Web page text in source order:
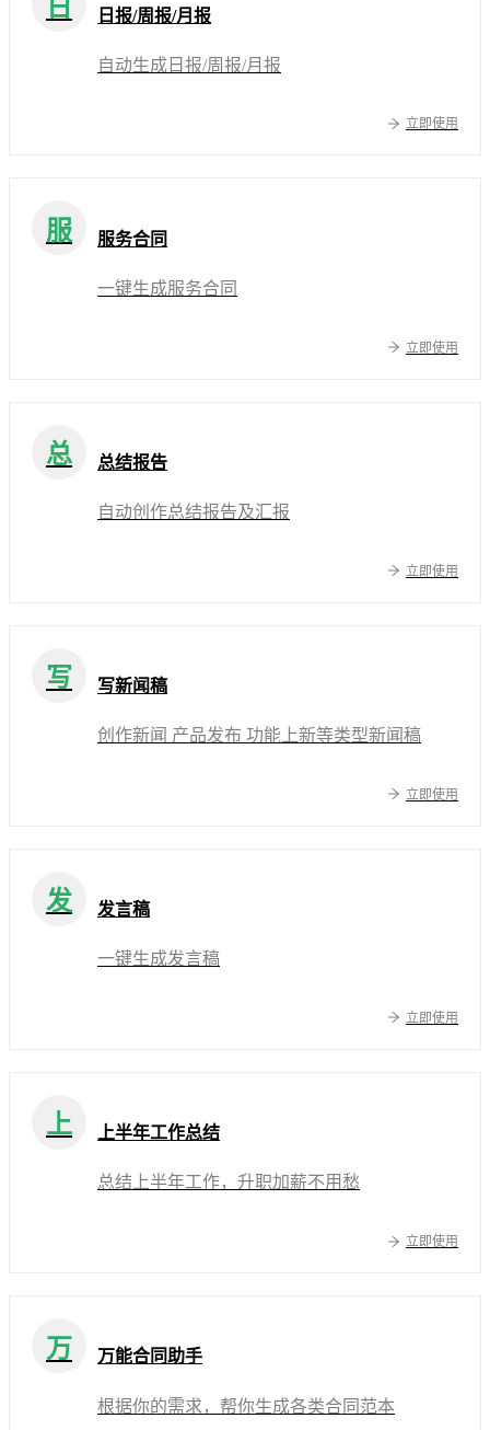
日 日报/周报/月报
自动生成日报/周报/月报
立即使用
服 服务合同
一键生成服务合同
立即使用
总 总结报告
自动创作总结报告及汇报
立即使用
写 写新闻稿
创作新闻 产品发布 功能上新等类型新闻稿
立即使用
发 发言稿
一键生成发言稿
立即使用
上 上半年工作总结
总结上半年工作，升职加薪不用愁
立即使用
万 万能合同助手
根据你的需求，帮你生成各类合同范本